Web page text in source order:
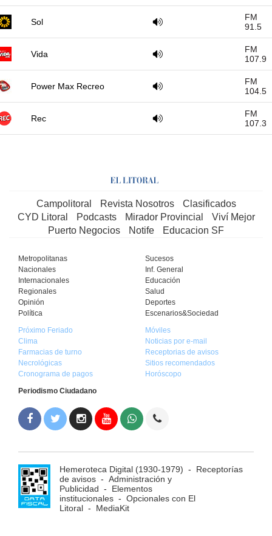
Sol
FM
91.5
Vida
FM
107.9
Power Max Recreo
FM
104.5
Rec
FM
107.3
Campolitoral Revista Nosotros
Clasificados
CYD Litoral
Podcasts Mirador Provincial
Viví Mejor
Puerto Negocios
Notife Educacion SF
Metropolitanas
Nacionales
Internacionales
Regionales
Opinión
Política
Sucesos
Inf. General
Educación
Salud
Deportes
Escenarios&Sociedad
Próximo Feriado
Clima
Farmacias de turno
Necrológicas
Cronograma de pagos
Móviles
Noticias por e-mail
Receptorias de avisos
Sitios recomendados
Horóscopo
Periodismo Ciudadano
Hemeroteca Digital (1930-1979) - Receptorías
de avisos - Administración y
Publicidad - Elementos
institucionales - Opcionales con El
Litoral - MediaKit